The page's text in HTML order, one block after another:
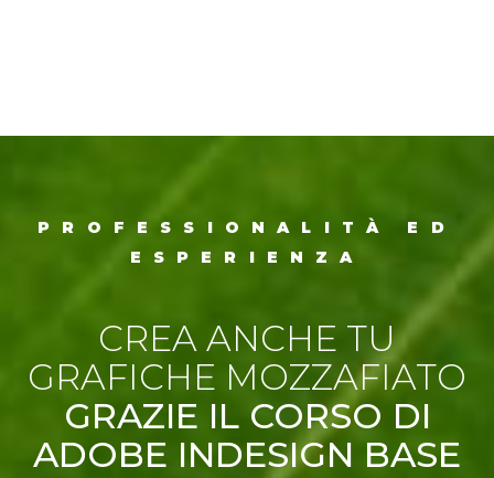
PROFESSIONALITÀ ED
ESPERIENZA
CREA ANCHE TU
GRAFICHE MOZZAFIATO
GRAZIE IL CORSO DI
ADOBE INDESIGN BASE